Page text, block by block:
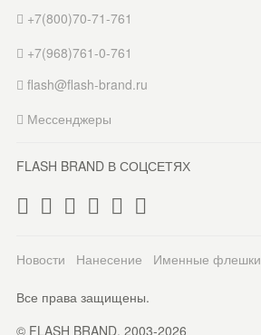
+7(800)70-71-761
+7(968)761-0-761
flash@flash-brand.ru
Мессенджеры
FLASH BRAND В СОЦСЕТЯХ
Новости Нанесение Именные флешки
Все права защищены.
© FLASH BRAND. 2003-2026